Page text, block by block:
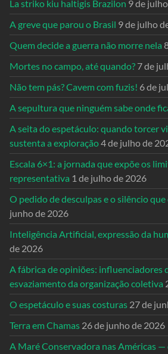
La striko kiu haltigis Brazilon 9 de
A greve que parou o Brasil 9 de julho
Quem decide a guerra não morre nela
Mortes no campo, até quando? 7 de
Não tem pás? Cavem com fuzis! 6 de
A sepultura que ninguém sabe onde
A seita do espetáculo: quando torcer
sustenta a exploração4 de julho de
Escala 6×1: a jornada que expõe os
representativa 1 de julho de 2026
O pedido de desculpas e o silêncio
junho de 2026
Inteligência Artificial, expressão da
de 2026
A fábrica de opiniões: influenciadores
esvaziamento da organização coletiva
O espetáculo e suas costuras 27 de
Terra em Chamas 26 de junho de 2026
A Maré Conservadora nas Américas —